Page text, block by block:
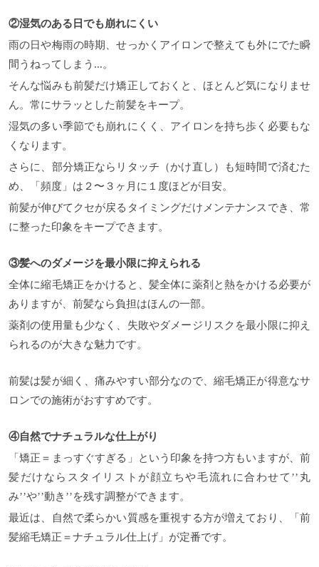
②湿気のある日でも崩れにくい
雨の日や梅雨の時期、せっかくアイロンで整えても外にでた瞬
間うねってしまう...。
そんな悩みも前髪だけ矯正しておくと、ほとんど気になりませ
ん。常にサラッとした前髪をキープ。
湿気の多い季節でも崩れにくく、アイロンを持ち歩く必要もな
くなります。
さらに、部分矯正ならリタッチ（かけ直し）も短時間で済むた
め、「頻度」は２〜３ヶ月に１度ほどが目安。
前髪が伸びてクセが戻るタイミングだけメンテナンスでき、常
に整った印象をキープできます。
③髪へのダメージを最小限に抑えられる
全体に縮毛矯正をかけると、髪全体に薬剤と熱をかける必要が
ありますが、前髪なら負担はほんの一部。
薬剤の使用量も少なく、失敗やダメージリスクを最小限に抑え
られるのが大きな魅力です。
前髪は髪が細く、痛みやすい部分なので、縮毛矯正が得意なサ
ロンでの施術がおすすめです。
④自然でナチュラルな仕上がり
「矯正＝まっすぐすぎる」という印象を持つ方もいますが、前
髪だけならスタイリストが顔立ちや毛流れに合わせて’’丸
み’’や’’動き’’を残す調整ができます。
最近は、自然で柔らかい質感を重視する方が増えており、「前
髪縮毛矯正＝ナチュラル仕上げ」が定番です。